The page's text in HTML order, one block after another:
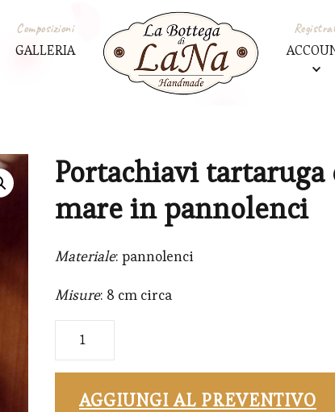
Composizioni
GALLERIA
Portachiavi tartaruga
mare in pannolenci
Materiale: pannolenci
Misure: 8 cm circa
Portachiavi
tartaruga
AGGIUNGI AL PREVENTIVO